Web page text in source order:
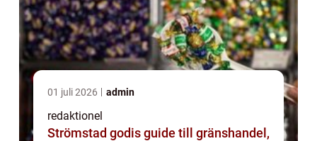
01 juli 2026 admin
redaktionel
Strömstad godis guide till gränshandel,